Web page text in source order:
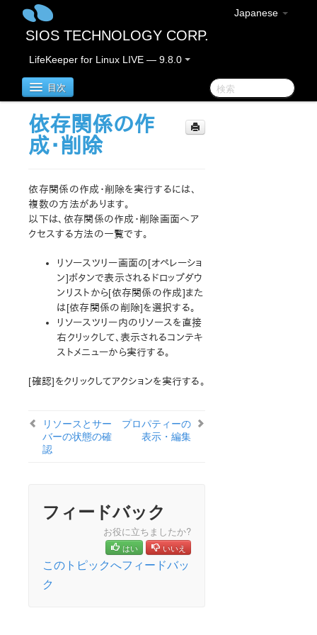
Japanese
SIOS TECHNOLOGY CORP.
LifeKeeper for Linux LIVE — 9.8.0
目次
LifeKeeper for Linux
重要なお知らせ
概要
新機能
バグの修正 / Hotfixes
LifeKeeper コンポーネント
システム要件
ストレージとアダプタのオプション
オープンソースパッケージ
既知の問題
テクニカルノート
LifeKeeper for Linux インストレーションガイド
LifeKeeper ソフトウェアのインストール
セットアップスクリプトの操作
LifeKeeper インストールの確認
LifeKeeperのアップデート
依存関係の作
成・削除
依存関係の作成・削除を実行するには、
複数の方法があります。
以下は、依存関係の作成・削除画面へア
クセスする方法の一覧です。
リソースツリー画面の[オペレーショ
ン]ボタンで表示されるドロップダウ
ンリストから[依存関係の作成]また
は[依存関係の削除]を選択する。
リソースツリー内のリソースを直接
右クリックして、表示されるコンテキ
ストメニューから実行する。
[確認]をクリックしてアクションを実行する。
リソースとサー
バーの状態の確
認
プロパティーの
表示・編集
フィードバック
お役に立ちましたか?
はい いいえ
このトピックへフィードバッ
ク